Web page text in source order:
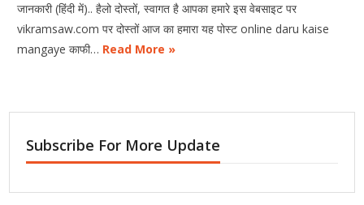
जानकारी (हिंदी में).. हैलो दोस्तों, स्वागत है आपका हमारे इस वेबसाइट पर
vikramsaw.com पर दोस्तों आज का हमारा यह पोस्ट online daru kaise
mangaye काफी… Read More »
Subscribe For More Update